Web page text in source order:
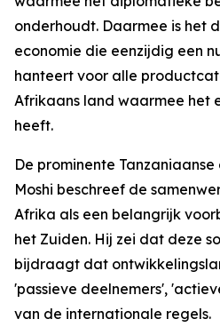
onderhoudt. Daarmee is het
economie die eenzijdig een
hanteert voor alle
Afrikaans land waarmee het
heeft.
De prominente
Moshi beschreef de
Afrika als een belangrijk
het Zuiden. Hij zei dat deze
bijdraagt dat
'passieve deelnemers',
van de internationale regels.